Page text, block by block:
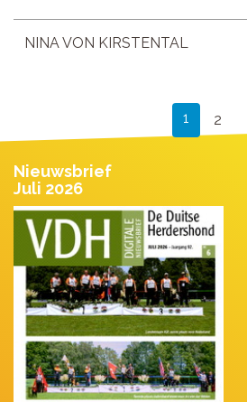
NINA VON KIRSTENTAL
1 2
Nieuwsbrief
Juli 2026